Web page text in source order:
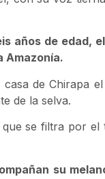
años de edad,
Amazonía.
de Chirapa
de la selva.
se filtra por el
su